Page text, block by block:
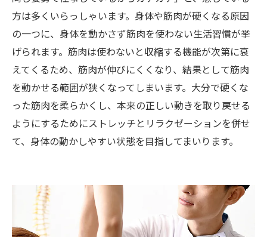
方は多くいらっしゃいます。身体や筋肉が硬くなる原因
の一つに、身体を動かさず筋肉を使わない生活習慣が挙
げられます。筋肉は使わないと収縮する機能が次第に衰
えてくるため、筋肉が伸びにくくなり、結果として筋肉
を動かせる範囲が狭くなってしまいます。大分で硬くな
った筋肉を柔らかくし、本来の正しい動きを取り戻せる
ようにするためにストレッチとリラクゼーションを併せ
て、身体の動かしやすい状態を目指してまいります。